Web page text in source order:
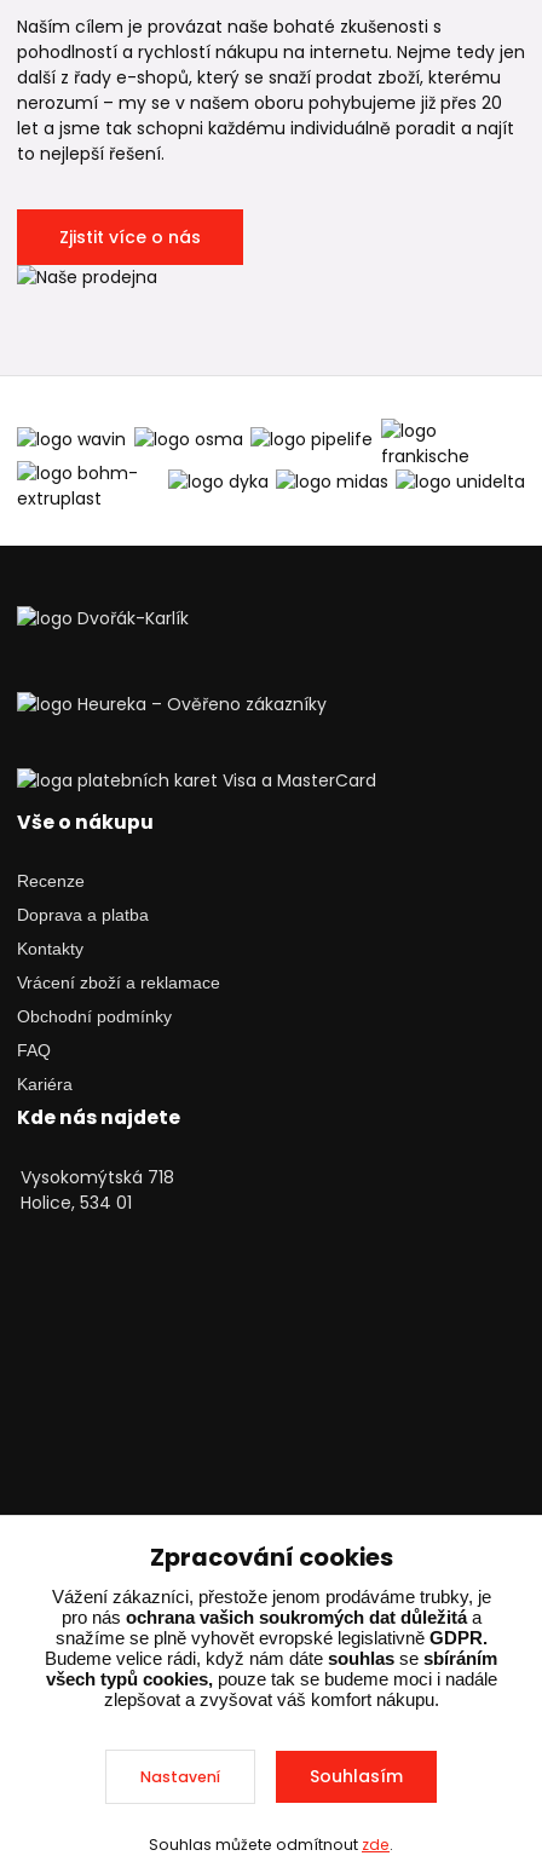
Sleva při nákupu nad 10 000 Kč
Naším cílem je provázat naše bohaté zkušenosti s
pohodlností a rychlostí nákupu na internetu. Nejme tedy jen
další z řady e-shopů, který se snaží prodat zboží, kterému
nerozumí – my se v našem oboru pohybujeme již přes 20
let a jsme tak schopni každému individuálně poradit a najít
to nejlepší řešení.
Zjistit více o nás
Vše o nákupu
Recenze
Doprava a platba
Kontakty
Vrácení zboží a reklamace
Obchodní podmínky
FAQ
Kariéra
Kde nás najdete
Vysokomýtská 718
Holice, 534 01
Ing. Adam Dvořák
+420 602 234 254
(Po-Pá 8:00 - 15:00)
potrebujiporadit@dvorak-karlik.cz
2025 © Dvorak-Karlik.cz – Všechna práva vyhrazena. Design od
Eshop-rychle.cz
Zpracování cookies
Vážení zákazníci, přestože jenom prodáváme trubky, je
pro nás ochrana vašich soukromých dat důležitáa
snažíme se plně vyhovět evropské legislativně GDPR.
Budeme velice rádi, když nám dáte souhlas se sbíráním
všech typů cookies,pouze tak se budeme moci i nadále
zlepšovat a zvyšovat váš komfort nákupu.
Nastavení Souhlasím
Souhlas můžete odmítnout zde.